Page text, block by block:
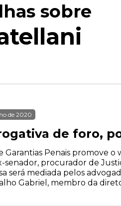
sobre
de 2020
de foro,
Garantias Penais promove
senador, procurador de
será mediada pelos
Gabriel, membro da